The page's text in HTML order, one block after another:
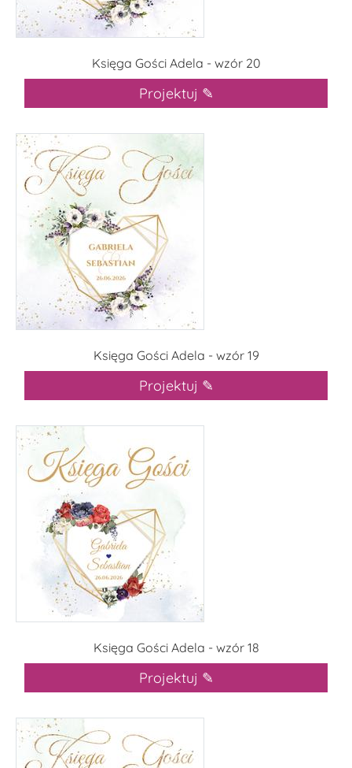
Księga Gości Adela - wzór 20
Projektuj ✎
Księga Gości Adela - wzór 19
Projektuj ✎
Księga Gości Adela - wzór 18
Projektuj ✎